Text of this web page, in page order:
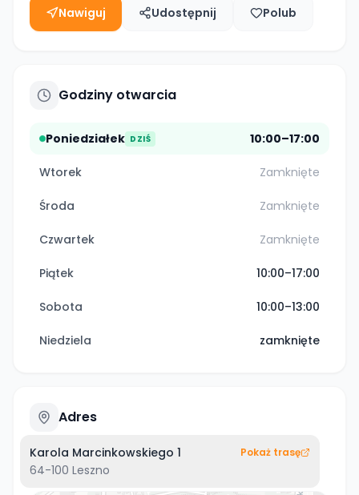
Nawiguj Udostępnij Polub
Godziny otwarcia
Poniedziałek DZIŚ 10:00–17:00
Wtorek Zamknięte
Środa Zamknięte
Czwartek Zamknięte
Piątek 10:00–17:00
Sobota 10:00–13:00
Niedziela zamknięte
Adres
Karola Marcinkowskiego 1
64-100 Leszno
Pokaż trasę